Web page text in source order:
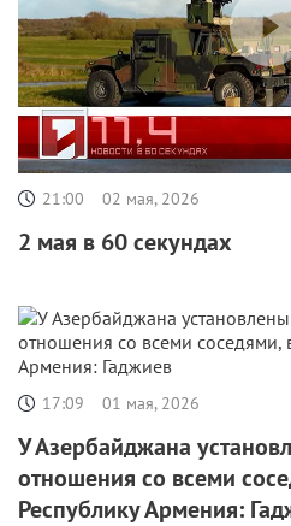
21:00 02 мая, 2026
2 мая в 60 секундах
17:09 01 мая, 2026
У Азербайджана
отношения со всеми
Республику Армения: